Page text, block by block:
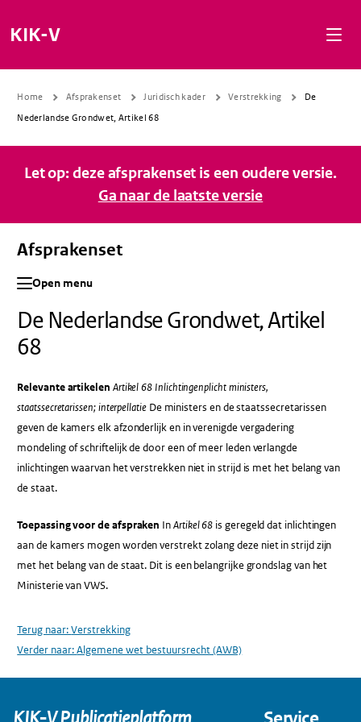
KIK-V
Home Afsprakenset Juridisch kader Verstrekking
De
Nederlandse Grondwet, Artikel 68
Let op: deze afsprakenset is een oudere versie.
Ga naar de laatste versie
Afsprakenset
Open menu
De Nederlandse Grondwet, Artikel
68
Relevante artikelen Artikel 68 Inlichtingenplicht ministers,
staatssecretarissen; interpellatieDe ministers en de staatssecretarissen
geven de kamers elk afzonderlijk en in verenigde vergadering
mondeling of schriftelijk de door een of meer leden verlangde
inlichtingen waarvan het verstrekken niet in strijd is met het belang van
de staat.
Toepassing voor de afspraken InArtikel 68 is geregeld dat inlichtingen
aan de kamers mogen worden verstrekt zolang deze niet in strijd zijn
met het belang van de staat. Dit is een belangrijke grondslag van het
Ministerie van VWS.
Terug naar:Verstrekking
Verder naar:Algemene wet bestuursrecht (AWB)